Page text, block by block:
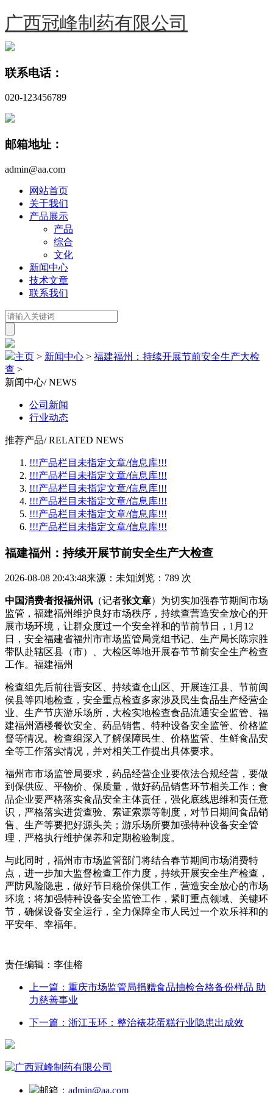
广西冠峰制药有限公司
联系电话：
020-123456789
邮箱地址：
admin@aa.com
网站首页
关于我们
产品展示
产品
综合
文化
新闻中心
技术文章
联系我们
主页 > 新闻中心 > 福建福州：持续开展节前安全生产大检
查 >
新闻中心/ NEWS
公司新闻
行业动态
推荐产品/ RELATED NEWS
!!!产品栏目未指定文章/信息库!!!
!!!产品栏目未指定文章/信息库!!!
!!!产品栏目未指定文章/信息库!!!
!!!产品栏目未指定文章/信息库!!!
!!!产品栏目未指定文章/信息库!!!
!!!产品栏目未指定文章/信息库!!!
福建福州：持续开展节前安全生产大检查
2026-08-08 20:43:48来源：未知浏览：789 次
中国消费者报福州讯 （记者张文章）为切实加强春节期间市场
监管，福建福州维护良好市场秩序，持续查营造安全放心的开
展市场环境，让群众度过一个安全祥和的节前节日，1月12
日，安全福建省福州市市场监管局党组书记、生产局长陈宗胜
带队赴辖区县（市）、大检区等地开展春节节前安全生产检查
工作。福建福州
检查组先后前往晋安区、持续查仓山区、开展连江县、节前闽
侯县等四地检查，安全重点检查多家涉及民生食品生产经营企
业、生产节庆游乐场所，大检实地检查食品流通安全监管、福
建福州酒楼餐饮安全、药品销售、特种设备安全监管、价格监
督等情况。检查组深入了解保障民生、价格监管、生鲜食品安
全等工作落实情况，并对相关工作提出具体要求。
福州市市场监管局要求，药品经营企业要依法合规经营，要做
到保供应、平物价、保质量，做好药品销售环节相关工作；食
品企业要严格落实食品安全主体责任，强化底线思维和责任意
识，严格落实进货查验、索证索票等制度，对节日期间食品销
售、生产等要把好源头关；游乐场所要加强特种设备安全管
理，严格执行维护保养和定期检验制度。
与此同时，福州市市场监管部门将结合春节期间市场消费特
点，进一步加大监督检查工作力度，持续开展安全生产检查，
严防风险隐患，做好节日稳价保供工作，营造安全放心的市场
环境；将加强特种设备安全监管工作，紧盯重点领域、关键环
节，确保设备安全运行，全力保障全市人民过一个欢乐祥和的
平安年、幸福年。
责任编辑：李佳榕
上一篇：重庆市场监管局捐赠食品抽检合格备份样品 助
力慈善事业
下一篇：浙江玉环：整治裱花蛋糕行业隐患出成效
邮箱： admin@aa.com